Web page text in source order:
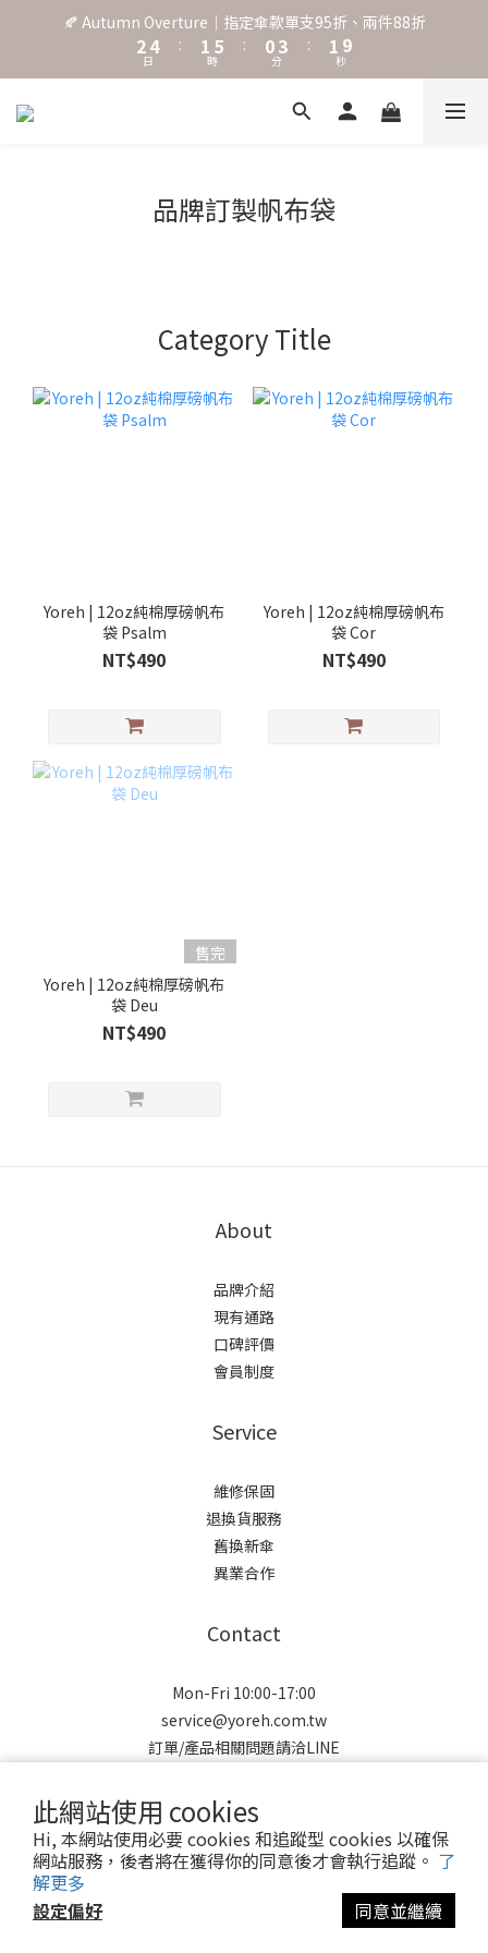
此網站使用 cookies
Hi, 本網站使用必要 cookies 和追蹤型 cookies 以確保
網站服務，後者將在獲得你的同意後才會執行追蹤。 了
解更多
設定偏好
同意並繼續
˖⋆꙳𝜗𝜚꙳. Shefa 沃野棕4款 全新上市˖⋆꙳𝜗𝜚꙳
🍂 Autumn Overture｜指定傘款單支95折、兩件88折
3
2
1
5
4
3
日
:
2
1
0
6
5
4
時
:
1
0
4
3
2
分
:
2
1
0
9
8
7
6
5
秒
‧⁺ ⊹˚. 台灣地區任選兩支傘免運 ⁺ ⊹˚.
˖⋆꙳𝜗𝜚꙳. Shefa 沃野棕4款 全新上市˖⋆꙳𝜗𝜚꙳
品牌訂製帆布袋
Category Title
Yoreh | 12oz純棉厚磅帆布
袋 Psalm
NT$490
Yoreh | 12oz純棉厚磅帆布
袋 Cor
NT$490
售完
Yoreh | 12oz純棉厚磅帆布
袋 Deu
NT$490
About
品牌介紹
現有通路
口碑評價
會員制度
Service
維修保固
退換貨服務
舊換新傘
異業合作
Contact
Mon-Fri 10:00-17:00
service@yoreh.com.tw
訂單/產品相關問題請洽LINE
Copyright © 2021 Yoreh. All rights reserved.